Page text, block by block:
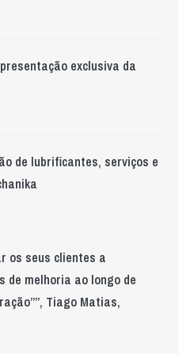
exclusiva da
de lubrificantes, serviços e
os seus clientes a
de melhoria ao longo de
Tiago Matias,